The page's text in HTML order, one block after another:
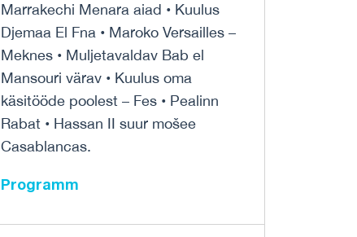
Marrakechi Menara aiad • Kuulus
Djemaa El Fna • Maroko Versailles –
Meknes • Muljetavaldav Bab el
Mansouri värav • Kuulus oma
käsitööde poolest – Fes • Pealinn
Rabat • Hassan II suur mošee
Casablancas.
Programm